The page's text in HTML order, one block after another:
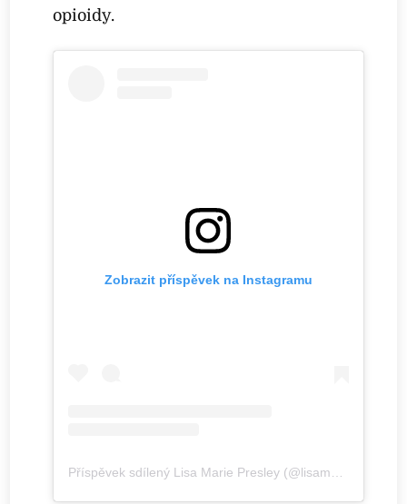
opioidy.
Zobrazit příspěvek na Instagramu